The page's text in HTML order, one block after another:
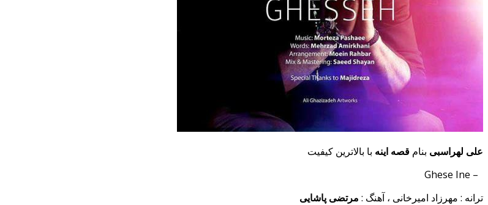
علی لهراسبی بنام قصه اینه با بالاترین کیفیت
– Ghese Ine
ترانه : مهرزاد امیرخانی ، آهنگ : مرتضی پاشایی